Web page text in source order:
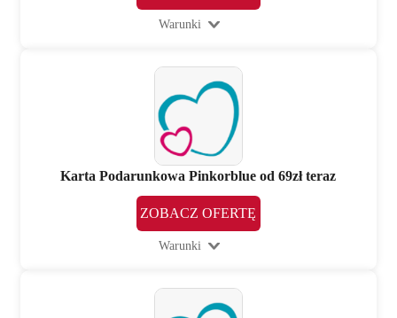
Warunki
Karta Podarunkowa Pinkorblue od 69zł teraz
ZOBACZ OFERTĘ
Warunki